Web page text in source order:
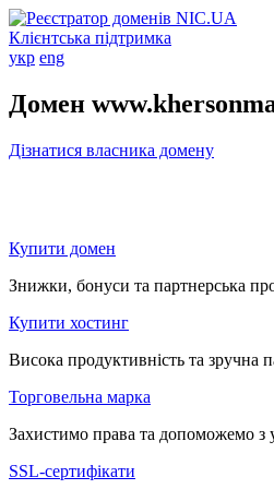
Клієнтська підтримка
укр eng
Домен
Дізнатися власника домену
Купити домен
Знижки, бонуси та партнерська
Купити хостинг
Висока продуктивність та зручна
Торговельна марка
Захистимо права та допоможемо з
SSL-сертифікати